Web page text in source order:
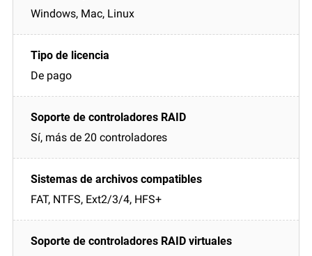
Windows, Mac, Linux
De pago
Sí, más de 20 controladores
FAT, NTFS, Ext2/3/4, HFS+